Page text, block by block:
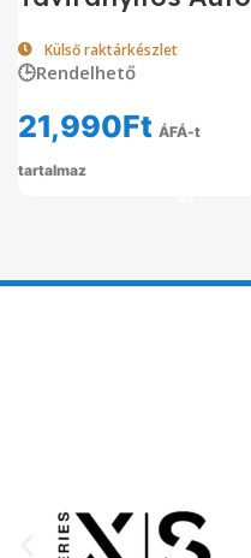
Külső raktárkészlet
🕒Rendelhető
21,990Ft ÁFÁ-t
tartalmaz